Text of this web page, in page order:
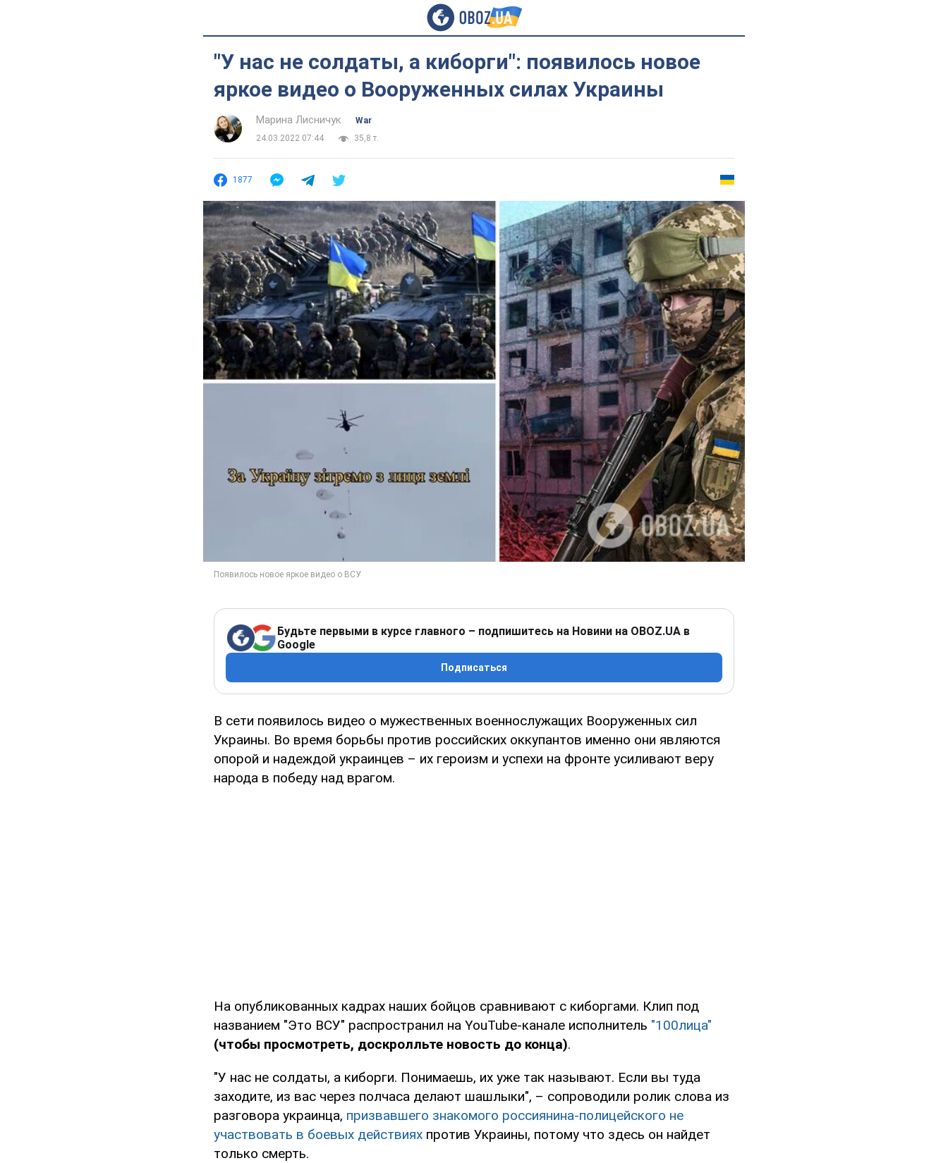
"У нас не солдаты, а киборги": появилось новое
яркое видео о Вооруженных силах Украины
Марина Лисничук
War
24.03.2022 07:44
35,8 т.
1877
Будьте первыми в курсе главного – подпишитесь на Новини на OBOZ.UA в
Google
Подписаться
В сети появилось видео о мужественных военнослужащих Вооруженных сил
Украины. Во время борьбы против российских оккупантов именно они являются
опорой и надеждой украинцев – их героизм и успехи на фронте усиливают веру
народа в победу над врагом.
На опубликованных кадрах наших бойцов сравнивают с киборгами. Клип под
названием "Это ВСУ" распространил на YouTube-канале исполнитель "100лица"
(чтобы просмотреть, доскролльте новость до конца).
"У нас не солдаты, а киборги. Понимаешь, их уже так называют. Если вы туда
заходите, из вас через полчаса делают шашлыки", – сопроводили ролик слова из
разговора украинца, призвавшего знакомого россиянина-полицейского не
участвовать в боевых действиях против Украины, потому что здесь он найдет
только смерть.